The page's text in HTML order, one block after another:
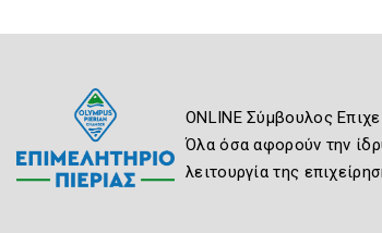
ONLINE Σύμβουλος
Όλα όσα αφορούν την
λειτουργία της